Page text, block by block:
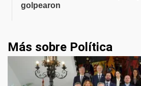
golpearon
Más sobre Política